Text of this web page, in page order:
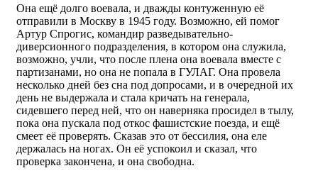
Она ещё долго воевала, и дважды контуженную её
отправили в Москву в 1945 году. Возможно, ей помог
Артур Спрогис, командир разведывательно-
диверсионного подразделения, в котором она служила,
возможно, учли, что после плена она воевала вместе с
партизанами, но она не попала в ГУЛАГ. Она провела
несколько дней без сна под допросами, и в очередной их
день не выдержала и стала кричать на генерала,
сидевшего перед ней, что он наверняка просидел в тылу,
пока она пускала под откос фашистские поезда, и ещё
смеет её проверять. Сказав это от бессилия, она еле
держалась на ногах. Он её успокоил и сказал, что
проверка закончена, и она свободна.